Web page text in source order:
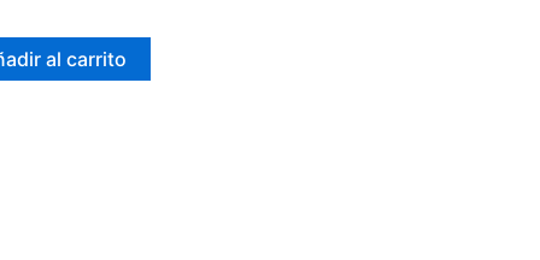
al carrito